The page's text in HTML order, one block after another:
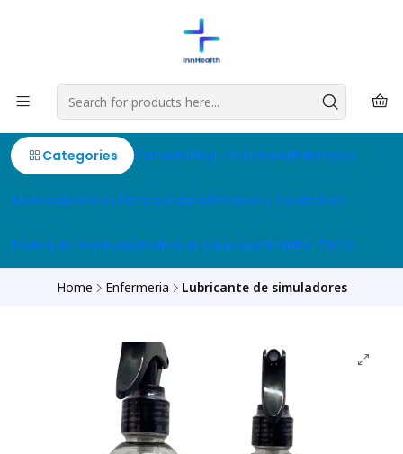
Categories ContactoBlog VeterinariaEnfermeria
MedicinaAtención PrehospitalariaTérminos y Condiciones
Politica de reembolsoPolítica de privacidadINNHEALTH.CO
Home Enfermeria Lubricante de simuladores